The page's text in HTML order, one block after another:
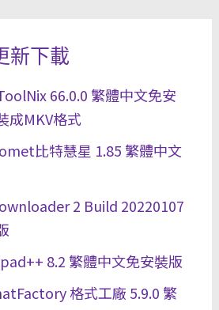
新下載
66.0.0 繁體中文免安
成MKV格式
比特慧星 1.85 繁體中文
2 Build 20220107
8.2 繁體中文免安裝版
格式工廠 5.9.0 繁